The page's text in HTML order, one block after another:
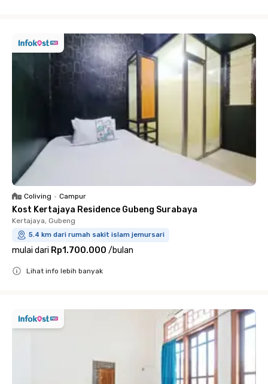
Coliving • Campur
Kost Kertajaya Residence Gubeng Surabaya
Kertajaya, Gubeng
5.4 km dari rumah sakit islam jemursari
mulai dari Rp1.700.000 /bulan
Lihat info lebih banyak